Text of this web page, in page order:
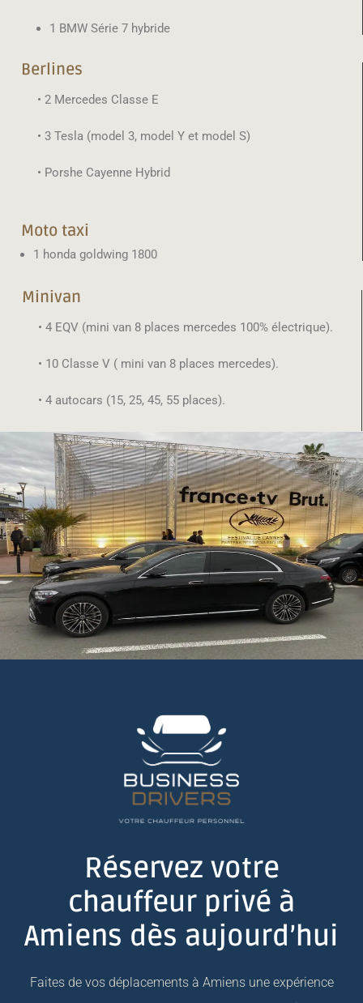
1 BMW Série 7 hybride
Berlines
• 2 Mercedes Classe E
• 3 Tesla (model 3, model Y et model S)
• Porshe Cayenne Hybrid
Moto taxi
1 honda goldwing 1800
Minivan
• 4 EQV (mini van 8 places mercedes 100% électrique).
• 10 Classe V ( mini van 8 places mercedes).
• 4 autocars (15, 25, 45, 55 places).
Réservez votre
chauffeur privé à
Amiens dès aujourd’hui
Faites de vos déplacements à Amiens une expérience